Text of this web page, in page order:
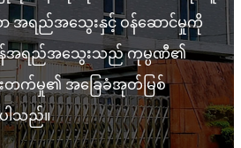
ော အရည်အသွေးနှင့် ဝန်ဆောင်မှုကို
န်အရည်အသွေးသည် ကုမ္ပဏီ၏
တက်မှု၏ အခြေခံအုတ်မြစ်
ပါသည်။